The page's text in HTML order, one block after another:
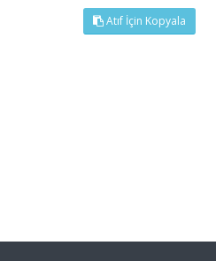
Atıf İçin Kopyala